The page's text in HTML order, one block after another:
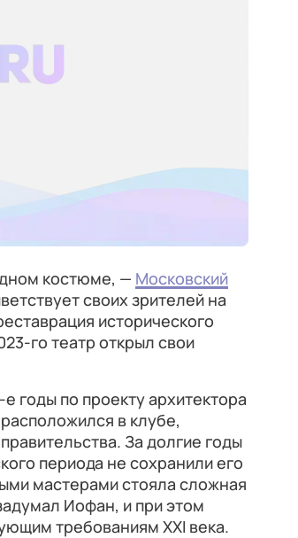
костюме, — Московский
своих зрителей на
исторического
го театр открыл свои
годы по проекту архитектора
в клубе,
За долгие годы
периода не сохранили его
мастерами стояла сложная
Иофан, и при этом
требованиям XXI века.